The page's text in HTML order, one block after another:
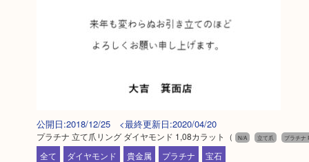
公開日:2018/12/25 <最終更新日:2020/04/20
プラチナ 立て爪リング ダイヤモンド 1,08カラット （ N/A 立て爪 プラチナ
全て ダイヤモンド 貴金属 プラチナ 宝石